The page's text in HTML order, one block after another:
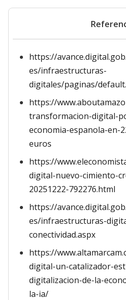
https://
es/infraestructuras-
digitales/paginas/
https://
transformacion-digital-
economia-espanola-en-
euros
https://
digital-nuevo-cimiento-
20251222-792276.html
https://
es/infraestructuras-
conectividad.aspx
https://
digital-un-catalizador-
digitalizacion-de-la-
la-ia/